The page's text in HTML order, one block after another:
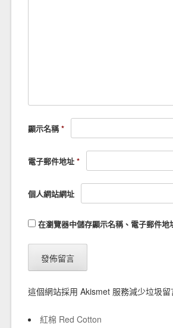
顯示名稱*
電子郵件地址 *
個人網站網址
在瀏覽器中儲存顯示名稱、電子郵件
這個網站採用 Akismet 服務減少垃圾留
紅棉 Red Cotton